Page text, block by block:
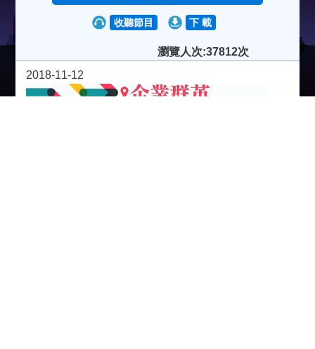
收聽節目 下 載
瀏覽人次:37812次
2018-11-12